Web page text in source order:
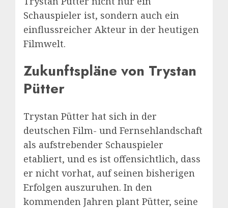
Schauspieler ist, sondern auch ein
einflussreicher Akteur in der heutigen
Filmwelt.
Zukunftspläne von Trystan
Pütter
Trystan Pütter hat sich in der
deutschen Film- und Fernsehlandschaft
als aufstrebender Schauspieler
etabliert, und es ist offensichtlich, dass
er nicht vorhat, auf seinen bisherigen
Erfolgen auszuruhen. In den
kommenden Jahren plant Pütter, seine